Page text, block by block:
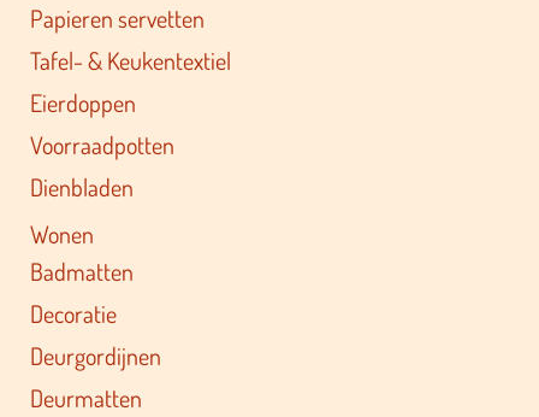
Papieren servetten
Tafel- & Keukentextiel
Eierdoppen
Voorraadpotten
Dienbladen
Wonen
Badmatten
Decoratie
Deurgordijnen
Deurmatten